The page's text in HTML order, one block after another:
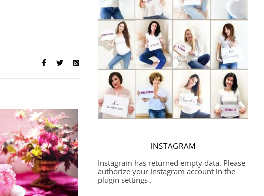
INSTAGRAM
Instagram has returned empty data. Please
authorize your Instagram account in the
plugin settings .